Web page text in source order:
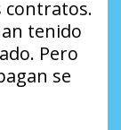
contratos.
tenido
Pero
se